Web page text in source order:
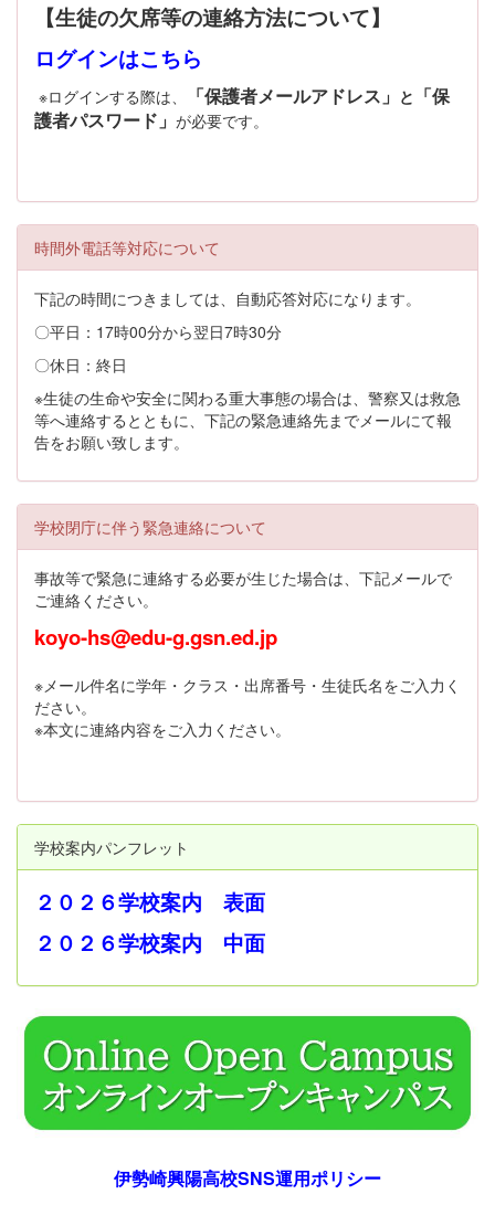
【生徒の欠席等の連絡方法について】
ログインはこちら
※ログインする際は、 「保護者メールアドレス」 と 「保
護者パスワード」 が必要です。
時間外電話等対応について
下記の時間につきましては、自動応答対応になります。
〇平日：17時00分から翌日7時30分
〇休日：終日
※生徒の生命や安全に関わる重大事態の場合は、警察又は救急
等へ連絡するとともに、下記の緊急連絡先までメールにて報
告をお願い致します。
学校閉庁に伴う緊急連絡について
事故等で緊急に連絡する必要が生じた場合は、下記メールで
ご連絡ください。
koyo-hs@edu-g.gsn.ed.jp
※メール件名に学年・クラス・出席番号・生徒氏名をご入力く
ださい。
※本文に連絡内容をご入力ください。
学校案内パンフレット
２０２６学校案内 表面
２０２６学校案内 中面
伊勢崎興陽高校SNS運用ポリシー